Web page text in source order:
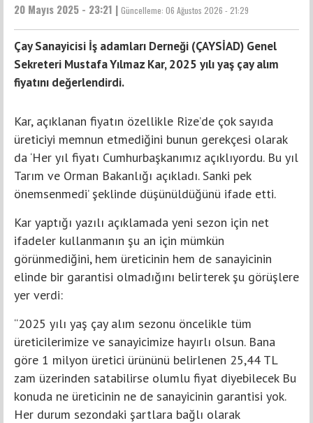
20 Mayıs 2025 - 23:21 | Güncelleme: 06 Ağustos 2026 - 21:29
Çay Sanayicisi İş adamları Derneği (ÇAYSİAD) Genel
Sekreteri Mustafa Yılmaz Kar, 2025 yılı yaş çay alım
fiyatını değerlendirdi.
Kar, açıklanan fiyatın özellikle Rize’de çok sayıda
üreticiyi memnun etmediğini bunun gerekçesi olarak
da ‘Her yıl fiyatı Cumhurbaşkanımız açıklıyordu. Bu yıl
Tarım ve Orman Bakanlığı açıkladı. Sanki pek
önemsenmedi’ şeklinde düşünüldüğünü ifade etti.
Kar yaptığı yazılı açıklamada yeni sezon için net
ifadeler kullanmanın şu an için mümkün
görünmediğini, hem üreticinin hem de sanayicinin
elinde bir garantisi olmadığını belirterek şu görüşlere
yer verdi:
“2025 yılı yaş çay alım sezonu öncelikle tüm
üreticilerimize ve sanayicimize hayırlı olsun. Bana
göre 1 milyon üretici ürününü belirlenen 25,44 TL
zam üzerinden satabilirse olumlu fiyat diyebilecek Bu
konuda ne üreticinin ne de sanayicinin garantisi yok.
Her durum sezondaki şartlara bağlı olarak